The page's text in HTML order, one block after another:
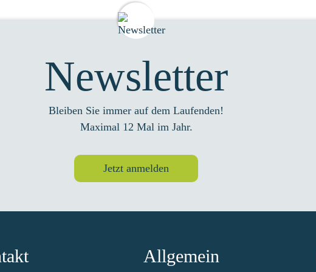
Newsletter
Bleiben Sie immer auf dem Laufenden!
Maximal 12 Mal im Jahr.
Jetzt anmelden
Allgemein